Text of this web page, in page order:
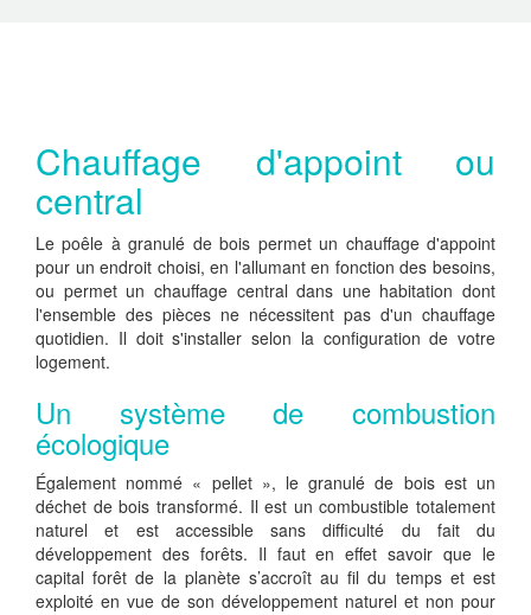
Chauffage d'appoint ou
central
Le poêle à granulé de bois permet un chauffage d'appoint
pour un endroit choisi, en l'allumant en fonction des besoins,
ou permet un chauffage central dans une habitation dont
l'ensemble des pièces ne nécessitent pas d'un chauffage
quotidien. Il doit s'installer selon la configuration de votre
logement.
Un système de combustion
écologique
Également nommé « pellet », le granulé de bois est un
déchet de bois transformé. Il est un combustible totalement
naturel et est accessible sans difficulté du fait du
développement des forêts. Il faut en effet savoir que le
capital forêt de la planète s’accroît au fil du temps et est
exploité en vue de son développement naturel et non pour